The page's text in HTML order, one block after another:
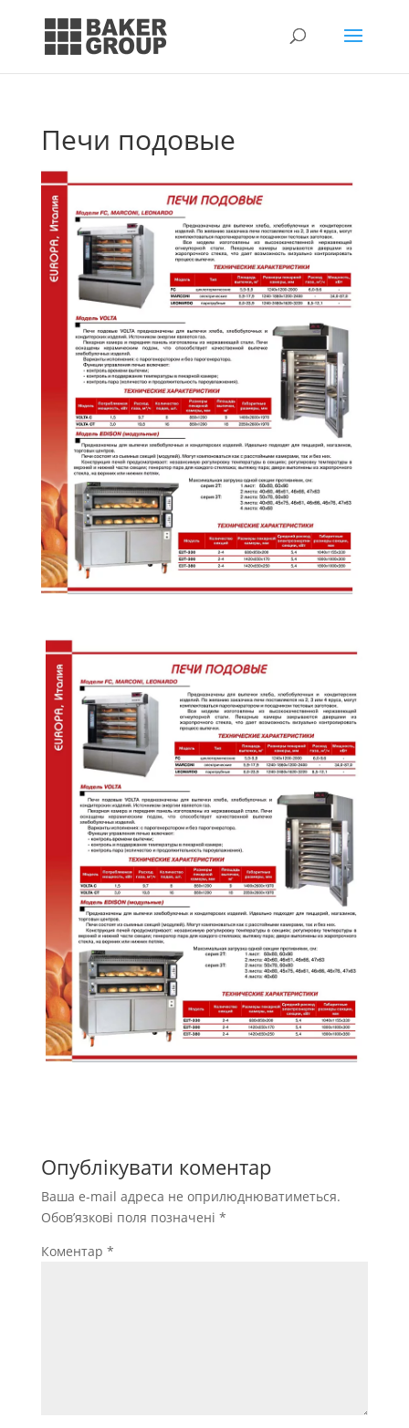
Печи подовые
Опублікувати коментар
Ваша e-mail адреса не оприлюднюватиметься.
Обов’язкові поля позначені *
Коментар *